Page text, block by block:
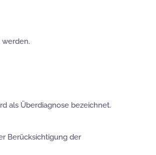
als Überdiagnose bezeichnet.
Berücksichtigung der